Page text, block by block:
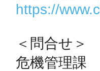
https://
＜問合せ＞
危機管理課